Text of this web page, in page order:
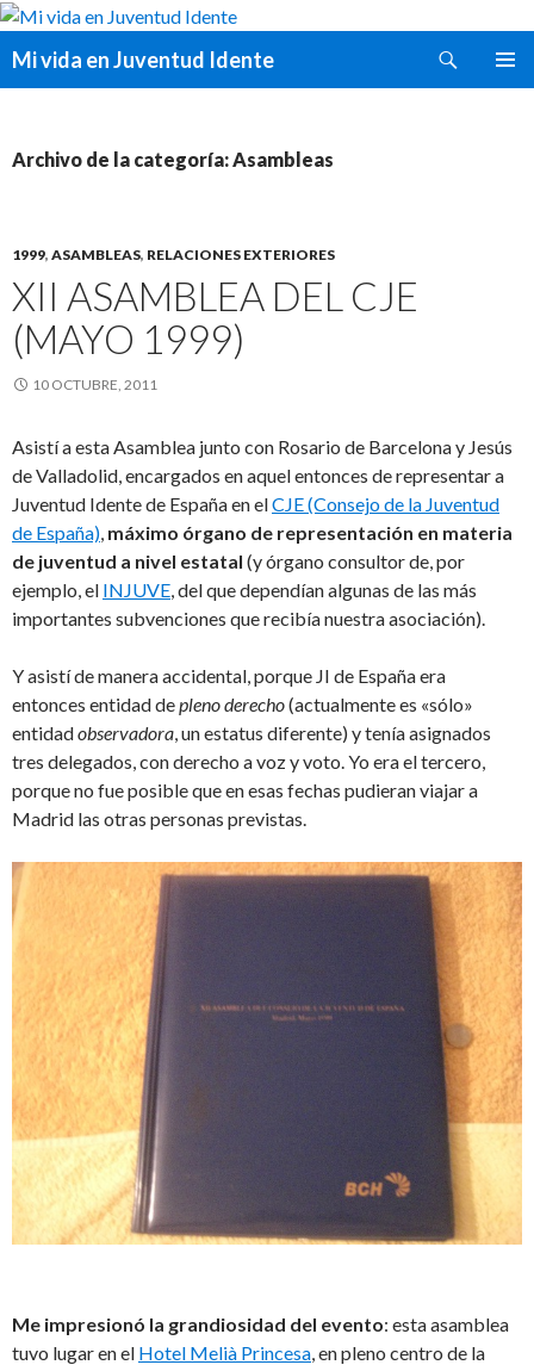
Mi vida en Juventud Idente
Archivo de la categoría: Asambleas
1999, ASAMBLEAS, RELACIONES EXTERIORES
XII ASAMBLEA DEL CJE
(MAYO 1999)
10 OCTUBRE, 2011
Asistí a esta Asamblea junto con Rosario de Barcelona y Jesús
de Valladolid, encargados en aquel entonces de representar a
Juventud Idente de España en elCJE (Consejo de la Juventud
de España), máximo órgano de representación en materia
de juventud a nivel estatal (y órgano consultor de, por
ejemplo, el INJUVE, del que dependían algunas de las más
importantes subvenciones que recibía nuestra asociación).
Y asistí de manera accidental, porque JI de España era
entonces entidad depleno derecho(actualmente es «sólo»
entidadobservadora, un estatus diferente) y tenía asignados
tres delegados, con derecho a voz y voto. Yo era el tercero,
porque no fue posible que en esas fechas pudieran viajar a
Madrid las otras personas previstas.
Me impresionó la grandiosidad del evento: esta asamblea
tuvo lugar en el Hotel Melià Princesa, en pleno centro de la